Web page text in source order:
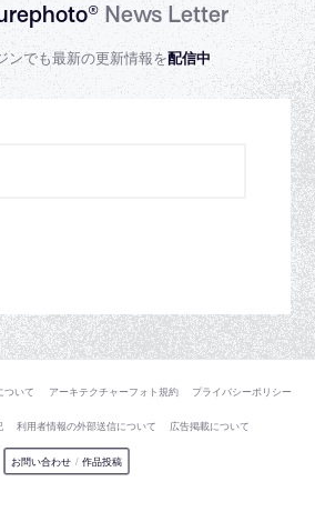
News Letter
ンでも最新の更新情報を配信中
ついて アーキテクチャーフォト規約 プライバシーポリシー
利用者情報の外部送信について 広告掲載について
お問い合わせ / 作品投稿